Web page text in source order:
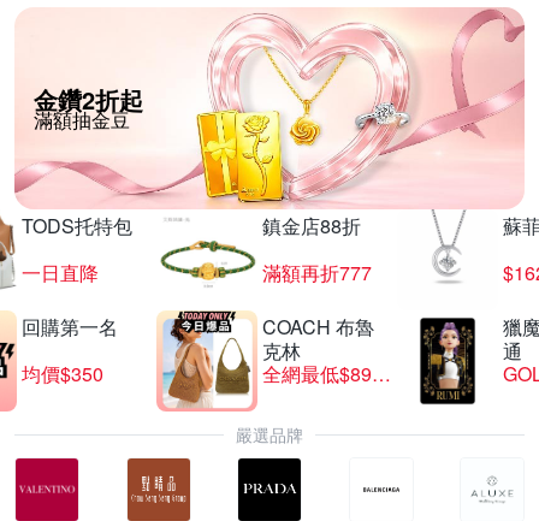
金鑽2折起
滿額抽金豆
TODS托特包
一日直降
鎮金店88折
滿額再折777
蘇
回購第一名
均價$350
COACH 布魯
克林
全網最低$8999
獵
通
嚴選品牌